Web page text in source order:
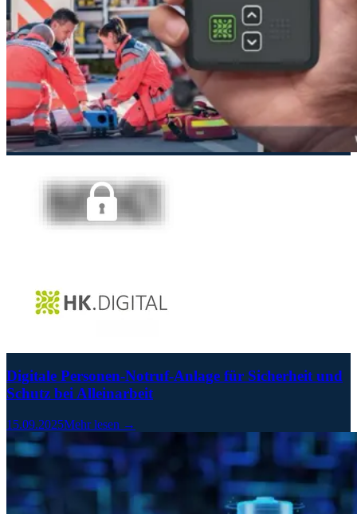
Digitale Personen-Notruf-Anlage für Sicherheit und
Schutz bei Alleinarbeit
15.09.2025Mehr lesen →